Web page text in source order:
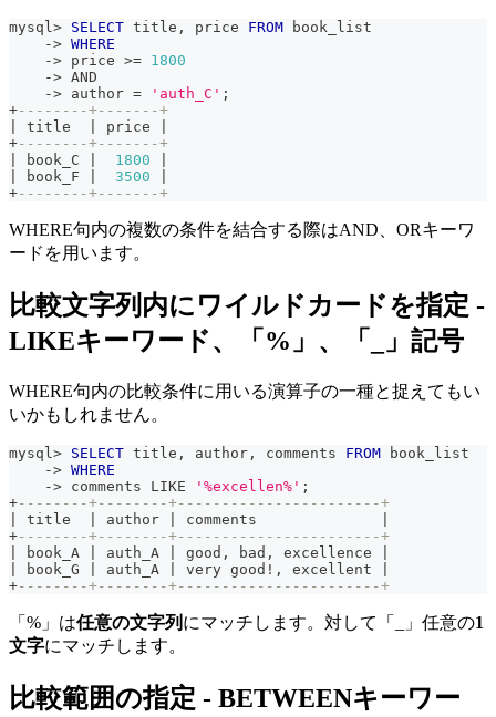
mysql > SELECT title , price FROM book_list
-> WHERE
-> price >= 1800
-> AND
-> author = 'auth_C' ;
+--------+-------+
title price
+--------+-------+
book_C 1800
book_F 3500
+--------+-------+
WHERE句内の複数の条件を結合する際はAND、ORキーワ
ードを用います。
比較文字列内にワイルドカードを指定 -
LIKEキーワード、「%」、「_」記号
WHERE句内の比較条件に用いる演算子の一種と捉えてもい
いかもしれません。
mysql > SELECT title , author , comments FROM book_list
-> WHERE
-> comments LIKE '%excellen%' ;
+--------+--------+-----------------------+
title author comments
+--------+--------+-----------------------+
book_A auth_A good , bad , excellence
book_G auth_A very good ! , excellent
+--------+--------+-----------------------+
「%」は任意の文字列 にマッチします。対して「_」任意の1
文字にマッチします。
比較範囲の指定 - BETWEENキーワー